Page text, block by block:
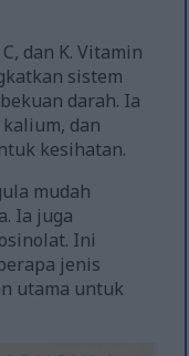
dan K. Vitamin
sistem
darah. Ia
dan
kesihatan.
mudah
Ia juga
Ini
jenis
utama untuk